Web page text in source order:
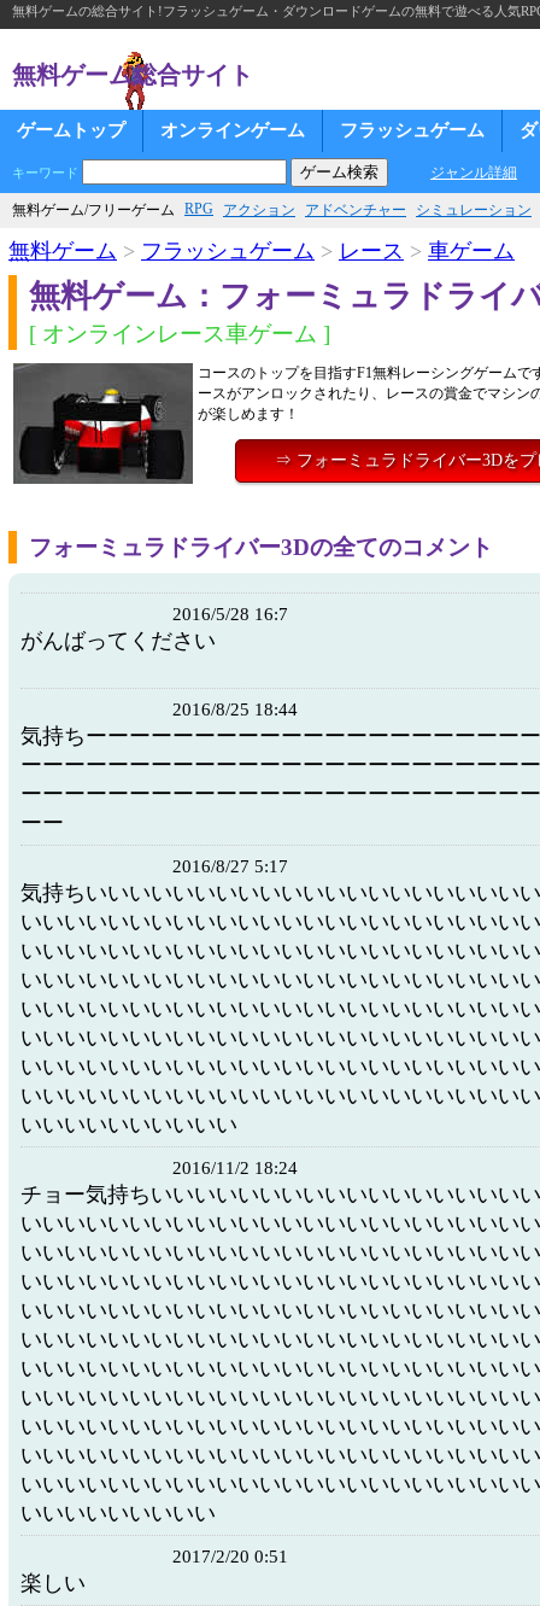
無料ゲームの総合サイト!フラッシュゲーム・ダウンロードゲームの無料で遊べる人気
無料ゲーム総合サイト
ゲームトップ オンラインゲーム フラッシュゲーム
キーワード ジャンル詳細
無料ゲーム/フリーゲーム RPG アクション アドベンチャー シミュレーション
無料ゲーム > フラッシュゲーム > レース > 車ゲーム
無料ゲーム：フォーミュラドライ
[ オンラインレース車ゲーム ]
コースのトップを目指すF1無料レーシングゲームで
ースがアンロックされたり、レースの賞金でマシン
が楽しめます！
⇒ フォーミュラドライバー3Dをプ
フォーミュラドライバー3Dの全てのコメント
2016/5/28 16:7
がんばってください
2016/8/25 18:44
気持ちーーーーーーーーーーーーーーーーーーーー
ーーーーーーーーーーーーーーーーーーーーーーー
ーーーーーーーーーーーーーーーーーーーーーーー
ーー
2016/8/27 5:17
気持ちいいいいいいいいいいいいいいいいいいいい
いいいいいいいいいいいいいいいいいいいいいいい
いいいいいいいいいいいいいいいいいいいいいいい
いいいいいいいいいいいいいいいいいいいいいいい
いいいいいいいいいいいいいいいいいいいいいいい
いいいいいいいいいいいいいいいいいいいいいいい
いいいいいいいいいいいいいいいいいいいいいいい
いいいいいいいいいいいいいいいいいいいいいいい
いいいいいいいいいい
2016/11/2 18:24
チョー気持ちいいいいいいいいいいいいいいいいい
いいいいいいいいいいいいいいいいいいいいいいい
いいいいいいいいいいいいいいいいいいいいいいい
いいいいいいいいいいいいいいいいいいいいいいい
いいいいいいいいいいいいいいいいいいいいいいい
いいいいいいいいいいいいいいいいいいいいいいい
いいいいいいいいいいいいいいいいいいいいいいい
いいいいいいいいいいいいいいいいいいいいいいい
いいいいいいいいいいいいいいいいいいいいいいい
いいいいいいいいいいいいいいいいいいいいいいい
いいいいいいいいいいいいいいいいいいいいいいい
いいいいいいいいい
2017/2/20 0:51
楽しい